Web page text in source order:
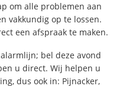
om alle problemen aan
vakkundig op te lossen.
een afspraak te maken.
bel deze avond
u direct. Wij helpen u
dus ook in: Pijnacker,